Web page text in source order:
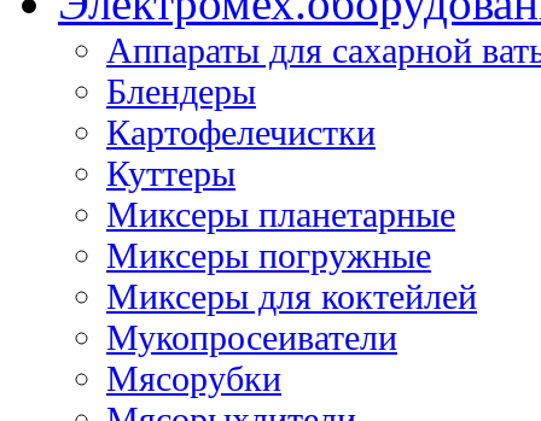
Аппараты для сахарной
Блендеры
Картофелечистки
Куттеры
Миксеры планетарные
Миксеры погружные
Миксеры для коктейлей
Мукопросеиватели
Мясорубки